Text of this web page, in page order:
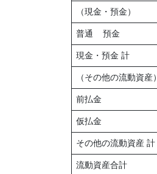
（現金・預金）
普通 預金
現金・預金 計
（その他の流動資産）
前払金
仮払金
その他の流動資産 計
流動資産合計